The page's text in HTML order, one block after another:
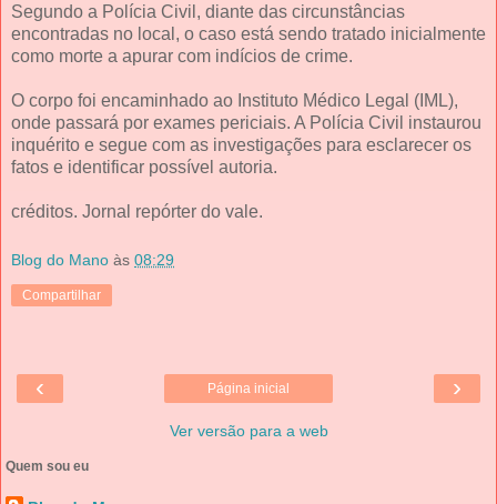
Segundo a Polícia Civil, diante das circunstâncias
encontradas no local, o caso está sendo tratado inicialmente
como morte a apurar com indícios de crime.
O corpo foi encaminhado ao Instituto Médico Legal (IML),
onde passará por exames periciais. A Polícia Civil instaurou
inquérito e segue com as investigações para esclarecer os
fatos e identificar possível autoria.
créditos. Jornal repórter do vale.
Blog do Mano às 08:29
Compartilhar
‹ ›
Página inicial
Ver versão para a web
Quem sou eu